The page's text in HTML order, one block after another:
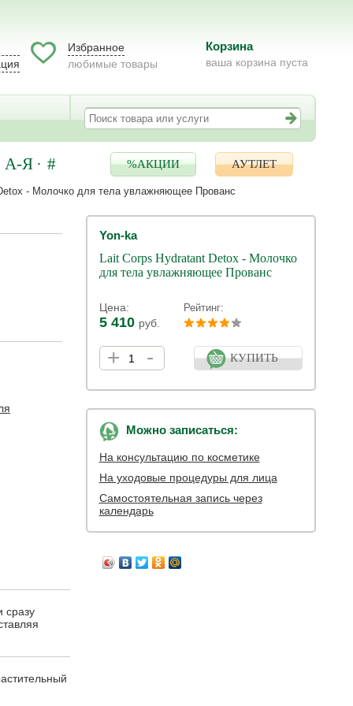
Избранное
любимые товары
Корзина
ваша корзина пуста
А-Я # %АКЦИИ АУТЛЕТ
- Молочко для тела увлажняющее Прованс
Yon-ka
Lait Corps Hydratant Detox - Молочко
для тела увлажняющее Прованс
Цена:
5 410 руб.
Рейтинг:
+ - КУПИТЬ
Можно записаться:
На консультацию по косметике
На уходовые процедуры для лица
Самостоятельная запись через
календарь
сразу